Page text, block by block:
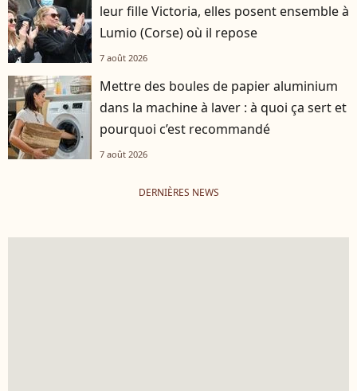
leur fille Victoria, elles posent ensemble à
Lumio (Corse) où il repose
7 août 2026
Mettre des boules de papier aluminium
dans la machine à laver : à quoi ça sert et
pourquoi c’est recommandé
7 août 2026
DERNIÈRES NEWS